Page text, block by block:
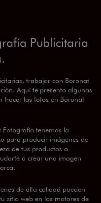
Publicitaria
trabajar con Boronat
Aquí te presento algunas
hacer las fotos en Boronat
Fotografía tenemos la
para producir imágenes de
de tus productos o
a crear una imagen
de alta calidad pueden
sitio web en los motores de